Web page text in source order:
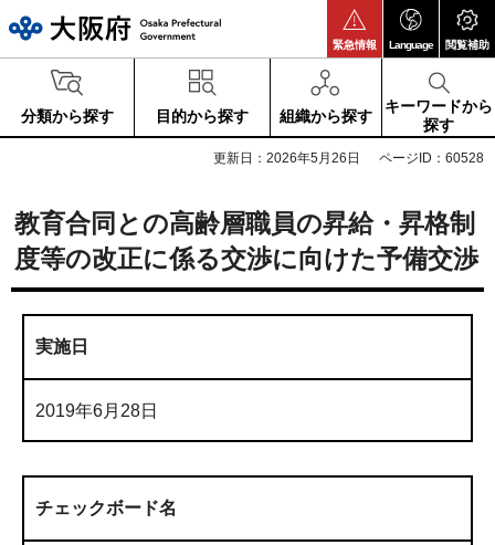
緊急情報 Language 閲覧補助
分類から探す 目的から探す 組織から探す
キーワードから
探す
更新日：2026年5月26日 ページID：60528
教育合同との高齢層職員の昇給・昇格制
度等の改正に係る交渉に向けた予備交渉
実施日
2019年6月28日
チェックボード名